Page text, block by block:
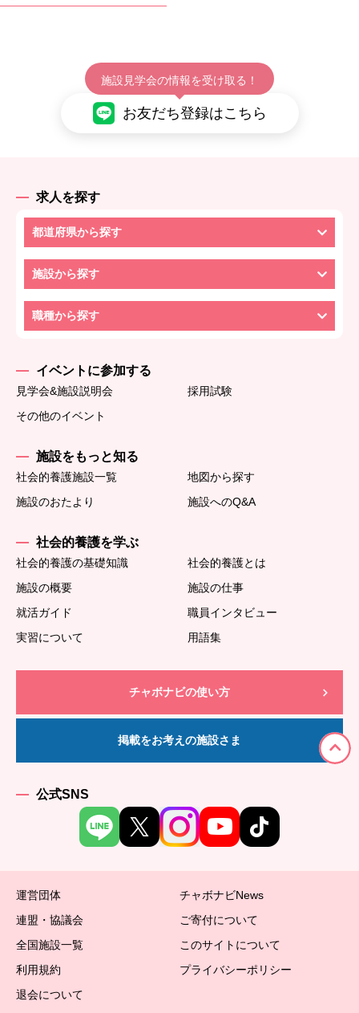
施設見学会の情報を受け取る！
お友だち登録はこちら
求人を探す
都道府県から探す
施設から探す
職種から探す
イベントに参加する
見学会&施設説明会
採用試験
その他のイベント
施設をもっと知る
社会的養護施設一覧
地図から探す
施設のおたより
施設へのQ&A
社会的養護を学ぶ
社会的養護の基礎知識
社会的養護とは
施設の概要
施設の仕事
就活ガイド
職員インタビュー
実習について
用語集
チャボナビの使い方
掲載をお考えの施設さま
公式SNS
運営団体
チャボナビNews
連盟・協議会
ご寄付について
全国施設一覧
このサイトについて
利用規約
プライバシーポリシー
退会について